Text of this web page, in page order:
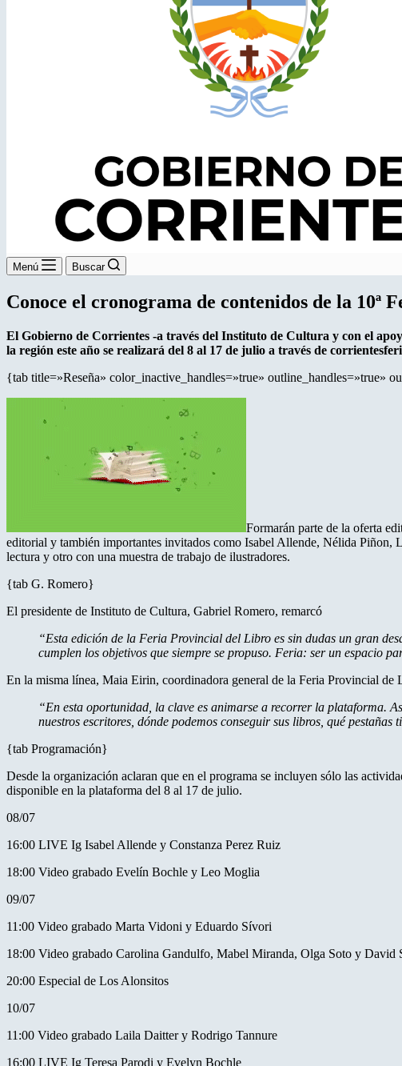
Menú Buscar
Conoce el cronograma de contenidos de la 10ª
El Gobierno de Corrientes -a través del Instituto de Cultura y con el
la región este año se realizará del 8 al 17 de julio a través de
{tab title=»Reseña» color_inactive_handles=»true» outline_handles=»true»
Formarán parte de la oferta
editorial y también importantes invitados como Isabel Allende, Nélida Piñon,
lectura y otro con una muestra de trabajo de ilustradores.
{tab G. Romero}
El presidente de Instituto de Cultura, Gabriel Romero, remarcó
“Esta edición de la Feria Provincial del Libro es sin dudas un gran
cumplen los objetivos que siempre se propuso. Feria: ser un espacio
En la misma línea, Maia Eirin, coordinadora general de la Feria Provincial de
“En esta oportunidad, la clave es animarse a recorrer la plataforma.
nuestros escritores, dónde podemos conseguir sus libros, qué
{tab Programación}
Desde la organización aclaran que en el programa se incluyen sólo las
disponible en la plataforma del 8 al 17 de julio.
08/07
16:00 LIVE Ig Isabel Allende y Constanza Perez Ruiz
18:00 Video grabado Evelín Bochle y Leo Moglia
09/07
11:00 Video grabado Marta Vidoni y Eduardo Sívori
18:00 Video grabado Carolina Gandulfo, Mabel Miranda, Olga Soto y David
20:00 Especial de Los Alonsitos
10/07
11:00 Video grabado Laila Daitter y Rodrigo Tannure
16:00 LIVE Ig Teresa Parodi y Evelyn Bochle